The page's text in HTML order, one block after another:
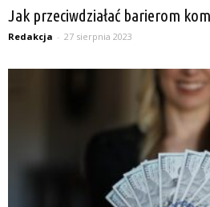
Jak przeciwdziałać barierom
Redakcja - 27 sierpnia 2023